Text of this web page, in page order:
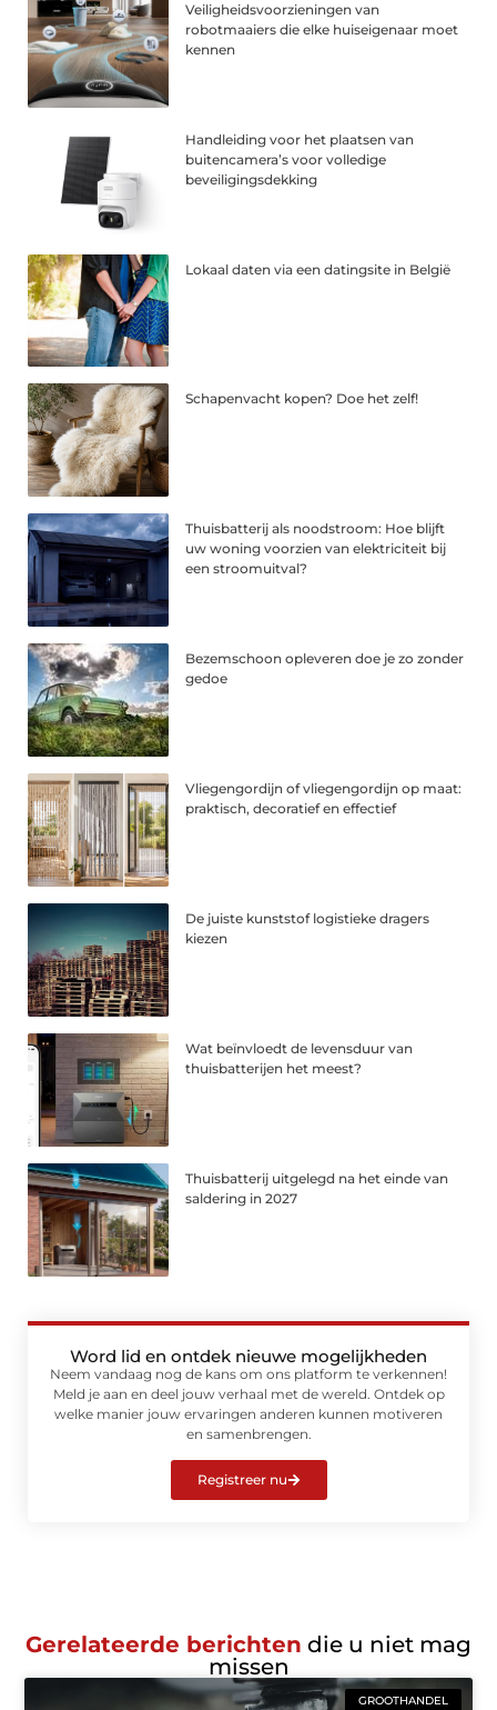
Veiligheidsvoorzieningen van
robotmaaiers die elke huiseigenaar moet
kennen
Handleiding voor het plaatsen van
buitencamera’s voor volledige
beveiligingsdekking
Lokaal daten via een datingsite in België
Schapenvacht kopen? Doe het zelf!
Thuisbatterij als noodstroom: Hoe blijft
uw woning voorzien van elektriciteit bij
een stroomuitval?
Bezemschoon opleveren doe je zo zonder
gedoe
Vliegengordijn of vliegengordijn op maat:
praktisch, decoratief en effectief
De juiste kunststof logistieke dragers
kiezen
Wat beïnvloedt de levensduur van
thuisbatterijen het meest?
Thuisbatterij uitgelegd na het einde van
saldering in 2027
Word lid en ontdek nieuwe mogelijkheden
Neem vandaag nog de kans om ons platform te verkennen!
Meld je aan en deel jouw verhaal met de wereld. Ontdek op
welke manier jouw ervaringen anderen kunnen motiveren
en samenbrengen.
Registreer nu
Gerelateerde berichten die u niet mag
missen
GROOTHANDEL